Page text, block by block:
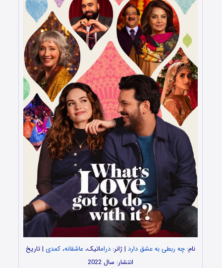
نام: چه ربطی به عشق دارد | ژانر: دراماتیک، عاشقانه، کمدی | تاریخ
انتشار: سال 2022